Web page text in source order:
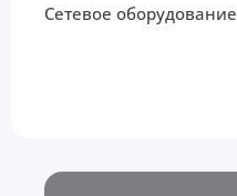
Сетевое оборудование